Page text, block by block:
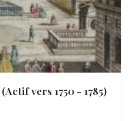
(Actif vers 1750 - 1785)